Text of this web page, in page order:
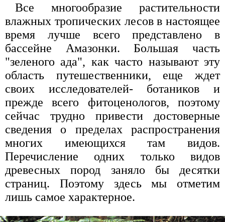
Все многообразие растительности
влажных тропических лесов в настоящее
время лучше всего представлено в
бассейне Амазонки. Большая часть
"зеленого ада", как часто называют эту
область путешественники, еще ждет
своих исследователей- ботаников и
прежде всего фитоценологов, поэтому
сейчас трудно привести достоверные
сведения о пределах распространения
многих имеющихся там видов.
Перечисление одних только видов
древесных пород заняло бы десятки
страниц. Поэтому здесь мы отметим
лишь самое характерное.